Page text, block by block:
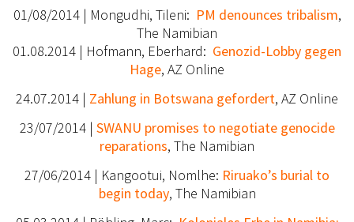
01/08/2014 | Mongudhi, Tileni: PM denounces tribalism,
The Namibian
01.08.2014 | Hofmann, Eberhard: Genozid-Lobby gegen
Hage, AZ Online
24.07.2014 | Zahlung in Botswana gefordert, AZ Online
23/07/2014 | SWANU promises to negotiate genocide
reparations, The Namibian
27/06/2014 | Kangootui, Nomlhe: Riruako’s burial to
begin today, The Namibian